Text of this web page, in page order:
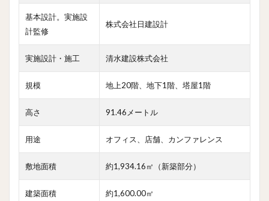
基本設計。実施設
計監修
株式会社日建設計
実施設計・施工 清水建設株式会社
規模 地上20階、地下1階、塔屋1階
高さ 91.46メートル
用途 オフィス、店舗、カンファレンス
敷地面積 約1,934.16㎡（新築部分）
建築面積 約1,600.00㎡